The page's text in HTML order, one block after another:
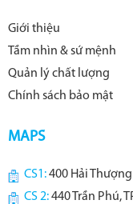
Giới thiệu
Tầm nhìn & sứ mệnh
Quản lý chất lượng
Chính sách bảo mật
MAPS
CS1:400 Hải
CS 2:440 Trần Phú,